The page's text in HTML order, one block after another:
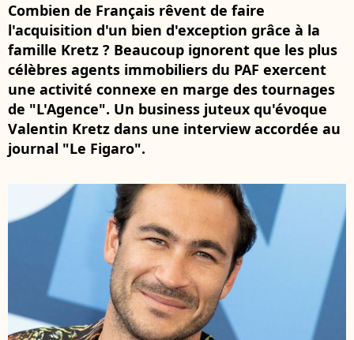
Combien de Français rêvent de faire
l'acquisition d'un bien d'exception grâce à la
famille Kretz ? Beaucoup ignorent que les plus
célèbres agents immobiliers du PAF exercent
une activité connexe en marge des tournages
de "L'Agence". Un business juteux qu'évoque
Valentin Kretz dans une interview accordée au
journal "Le Figaro".